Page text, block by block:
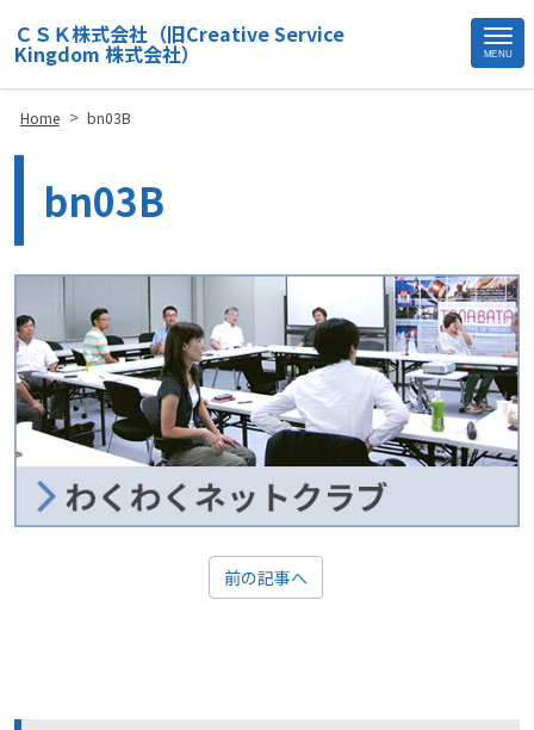
ＣＳＫ株式会社（旧Creative Service
Kingdom 株式会社） MENU
Home > bn03B
bn03B
前の記事へ
Site
Footer